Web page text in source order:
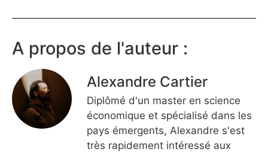
A propos de l'auteur :
Alexandre Cartier
Diplômé d'un master en science
économique et spécialisé dans les
pays émergents, Alexandre s'est
très rapidement intéressé aux